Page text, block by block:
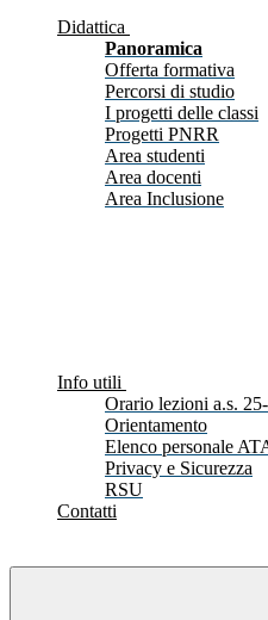
Didattica
Panoramica
Offerta formativa
Percorsi di studio
I progetti delle classi
Progetti PNRR
Area studenti
Area docenti
Area Inclusione
Info utili
Orario lezioni a.s.
Orientamento
Elenco personale
Privacy e Sicurezza
RSU
Contatti